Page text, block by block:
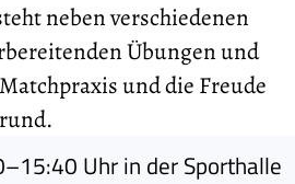
neben verschiedenen
Übungen und
und die Freude
Uhr in der Sporthalle